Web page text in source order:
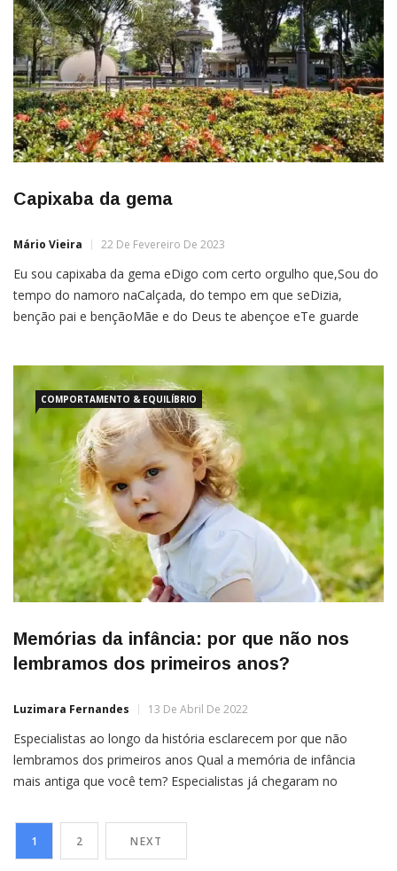
Capixaba da gema
Mário Vieira 22 De Fevereiro De 2023
Eu sou capixaba da gema eDigo com certo orgulho que,Sou do
tempo do namoro naCalçada, do tempo em que seDizia,
benção pai e bençãoMãe e do Deus te abençoe eTe guarde
da padariaMonte Líbano […]
COMPORTAMENTO & EQUILÍBRIO
Memórias da infância: por que não nos
lembramos dos primeiros anos?
Luzimara Fernandes 13 De Abril De 2022
Especialistas ao longo da história esclarecem por que não
lembramos dos primeiros anos Qual a memória de infância
mais antiga que você tem? Especialistas já chegaram no
aconteceu apenas a partir dos três anos de idade. Algumas
pessoas pensam que são capazes de recordar momentos […]
1 2 NEXT